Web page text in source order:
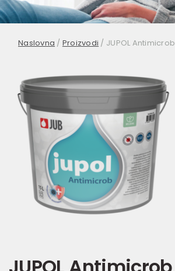
Naslovna / Proizvodi / JUPOL Antimicrob